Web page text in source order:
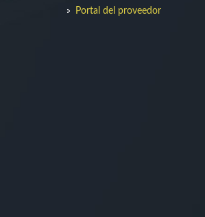
Portal del proveedor